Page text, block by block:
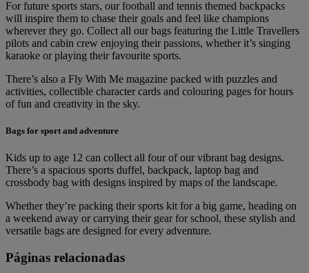
For future sports stars, our football and tennis themed backpacks
will inspire them to chase their goals and feel like champions
wherever they go. Collect all our bags featuring the Little Travellers
pilots and cabin crew enjoying their passions, whether it’s singing
karaoke or playing their favourite sports.
There’s also a Fly With Me magazine packed with puzzles and
activities, collectible character cards and colouring pages for hours
of fun and creativity in the sky.
Bags for sport and adventure
Kids up to age 12 can collect all four of our vibrant bag designs.
There’s a spacious sports duffel, backpack, laptop bag and
crossbody bag with designs inspired by maps of the landscape.
Whether they’re packing their sports kit for a big game, heading on
a weekend away or carrying their gear for school, these stylish and
versatile bags are designed for every adventure.
Páginas relacionadas